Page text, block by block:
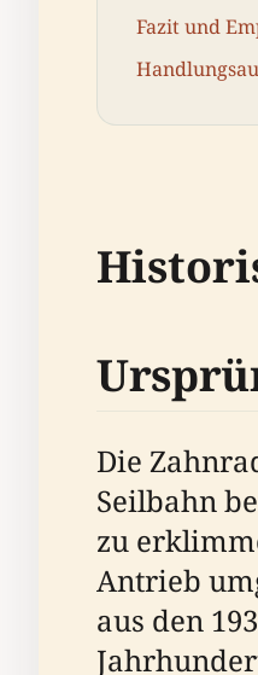
Fazit und
Die
Seilbahn
zu
Antrieb
aus den